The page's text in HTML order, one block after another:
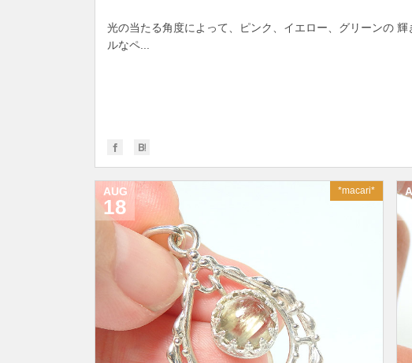
光の当たる角度によって、ピンク、イエロー、グリーンの
ルなペ...
*macari*
AUG
18